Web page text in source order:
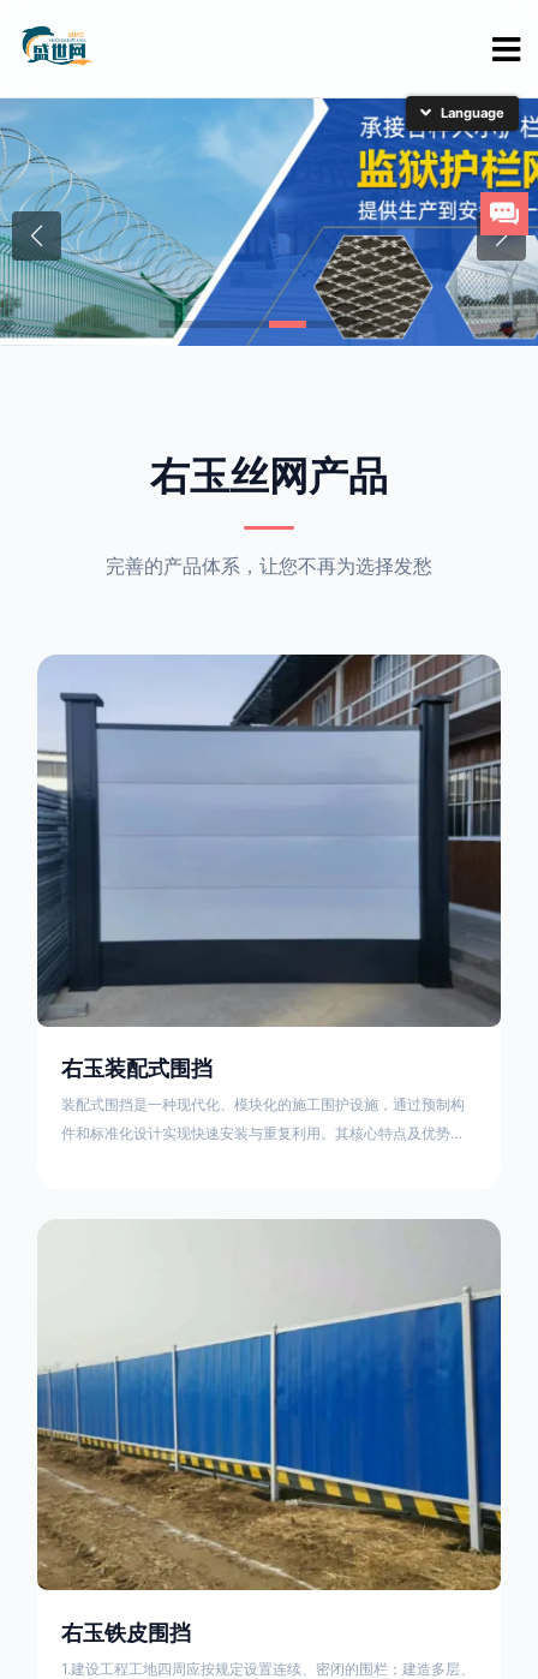
右玉丝网产品
完善的产品体系，让您不再为选择发愁
右玉装配式围挡
装配式围挡是一种现代化、模块化的施工围护设施，通过预制构
件和标准化设计实现快速安装与重复利用。其核心特点及优势如
撑、横撑加强筋等部件增强整体稳定性立柱规格：通常为
右玉铁皮围挡
1.建设工程工地四周应按规定设置连续、密闭的围栏；建造多层、
简体中文
English
日本語
한국어